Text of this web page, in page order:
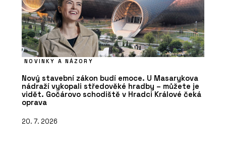
NOVINKY A NÁZORY
Nový stavební zákon budí emoce. U Masarykova
nádraží vykopali středověké hradby – můžete je
vidět. Gočárovo schodiště v Hradci Králové čeká
oprava
20. 7. 2026